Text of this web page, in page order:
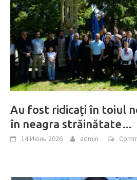
Au fost ridicați în toiul
în neagra străinătate…
14 Июнь 2026 admin